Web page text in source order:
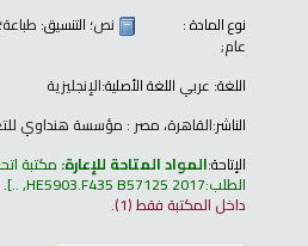
نوع المادة :
نص؛ التنسيق: طباعة
عام;
اللغة: عربي اللغة الأصلية:الإنجليزية
الناشر:القاهرة، مصر : مؤسسة هنداوي
الإتاحة:المواد المتاحة للإعارة: مكتبة
الطلب:HE5903.F435 B57125 2017, ..
.
داخل المكتبة فقط(1).